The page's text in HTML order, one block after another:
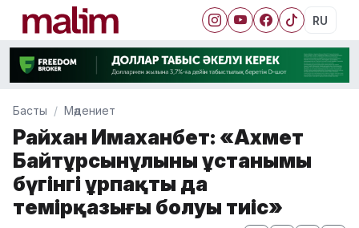
RU
Басты Мәдениет
Райхан Имаханбет: «Ахмет
Байтұрсынұлының ұстанымы
бүгінгі ұрпақтың да
темірқазығы болуы тиіс»